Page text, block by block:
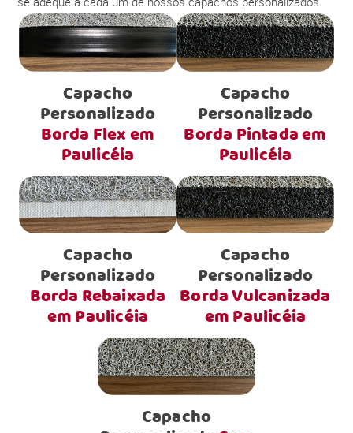
Capacho
Personalizado
Borda Flex em
Paulicéia
Capacho
Personalizado
Borda Pintada em
Paulicéia
Capacho
Personalizado
Borda Rebaixada
em Paulicéia
Capacho
Personalizado
Borda Vulcanizada
em Paulicéia
Capacho